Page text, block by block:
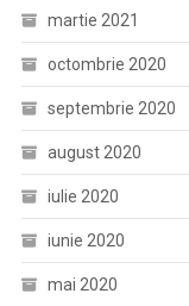
martie 2021
octombrie 2020
septembrie 2020
august 2020
iulie 2020
iunie 2020
mai 2020